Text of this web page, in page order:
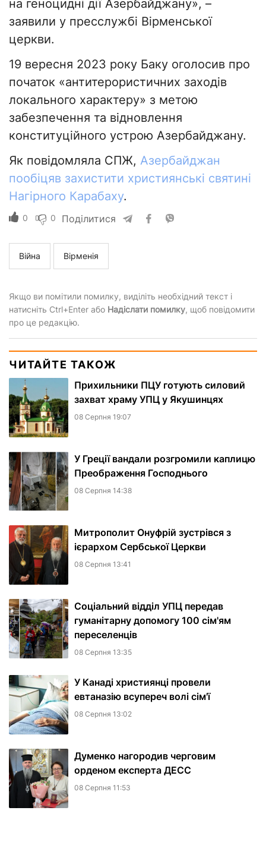
на геноцидні дії Азербайджану», –
заявили у пресслужбі Вірменської
церкви.
19 вересня 2023 року Баку оголосив про
початок «антитерористичних заходів
локального характеру» з метою
забезпечення та відновлення
конституційного устрою Азербайджану.
Як повідомляла СПЖ, Азербайджан
пообіцяв захистити християнські святині
Нагірного Карабаху.
0 0 Поділитися
Війна Вірменія
Якщо ви помітили помилку, виділіть необхідний текст і
натисніть Ctrl+Enter або Надіслати помилку, щоб повідомити
про це редакцію.
ЧИТАЙТЕ ТАКОЖ
Прихильники ПЦУ готують силовий
захват храму УПЦ у Якушинцях
08 Серпня 19:07
У Греції вандали розгромили каплицю
Преображення Господнього
08 Серпня 14:38
Митрополит Онуфрій зустрівся з
ієрархом Сербської Церкви
08 Серпня 13:41
Соціальний відділ УПЦ передав
гуманітарну допомогу 100 сім'ям
переселенців
08 Серпня 13:35
У Канаді християнці провели
евтаназію всупереч волі сім'ї
08 Серпня 13:02
Думенко нагородив черговим
орденом експерта ДЕСС
08 Серпня 11:53